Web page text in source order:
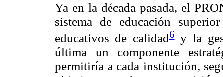
Ya en la década pasada, el
sistema de educación
educativos de calidad6y la
última un componente
permitiría a cada institución,